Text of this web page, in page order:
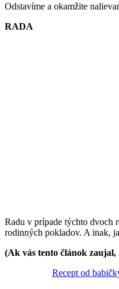
Odstavíme a okamžite
RADA
Radu v prípade týchto dvoch
rodinných pokladov. A inak,
(Ak vás tento článok
Recept od